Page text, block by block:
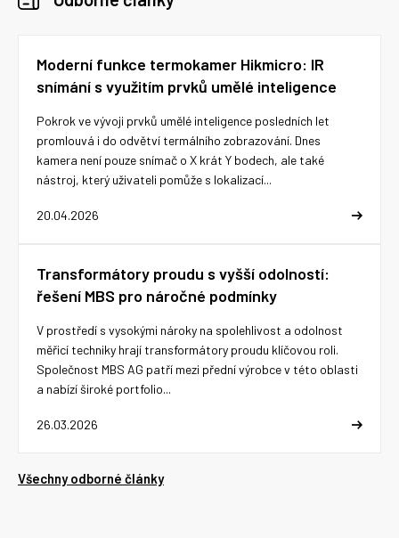
Moderní funkce termokamer Hikmicro: IR
snímání s využitím prvků umělé inteligence
20.04.2026
Pokrok ve vývoji prvků umělé inteligence posledních let
promlouvá i do odvětví termálního zobrazování. Dnes
kamera není pouze snímač o X krát Y bodech, ale také
nástroj, který uživateli pomůže s lokalizací...
Transformátory proudu s vyšší odolností:
řešení MBS pro náročné podmínky
26.03.2026
V prostředí s vysokými nároky na spolehlivost a odolnost
měřicí techniky hrají transformátory proudu klíčovou roli.
Společnost MBS AG patří mezi přední výrobce v této oblasti
a nabízí široké portfolio...
Všechny odborné články